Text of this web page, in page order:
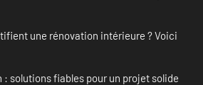
une rénovation intérieure ? Voici
: solutions fiables pour un projet solide